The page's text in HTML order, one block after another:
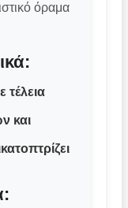
όραμα
και